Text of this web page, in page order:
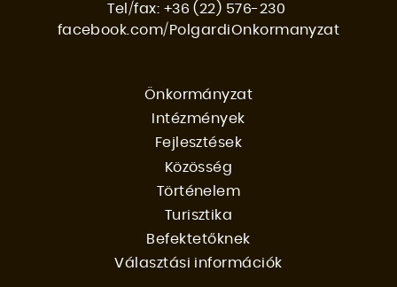
Tel/fax: +36 (22) 576-230
facebook.com/PolgardiOnkormanyzat
Önkormányzat
Intézmények
Fejlesztések
Közösség
Történelem
Turisztika
Befektetőknek
Választási információk